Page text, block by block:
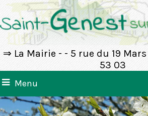
⇒ La Mairie - - 5 rue du 19 Mars
53 03
Menu